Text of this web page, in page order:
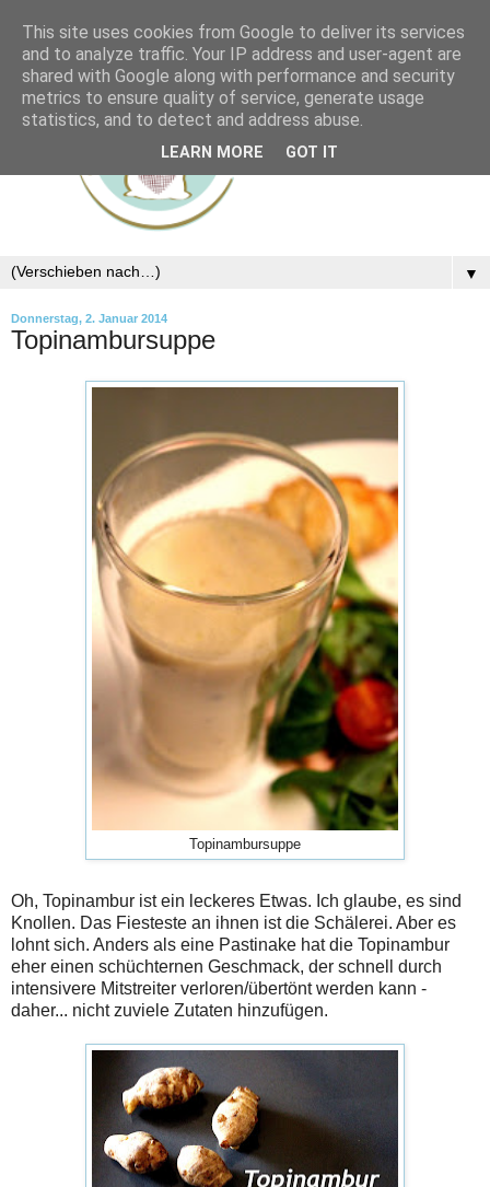
▼
Donnerstag, 2. Januar 2014
Topinambursuppe
Topinambursuppe
Oh, Topinambur ist ein leckeres Etwas. Ich glaube, es sind
Knollen. Das Fiesteste an ihnen ist die Schälerei. Aber es
lohnt sich. Anders als eine Pastinake hat die Topinambur
eher einen schüchternen Geschmack, der schnell durch
intensivere Mitstreiter verloren/übertönt werden kann -
daher... nicht zuviele Zutaten hinzufügen.
This site uses cookies from Google to deliver its services
and to analyze traffic. Your IP address and user-agent are
shared with Google along with performance and security
metrics to ensure quality of service, generate usage
statistics, and to detect and address abuse.
LEARN MORE GOT IT